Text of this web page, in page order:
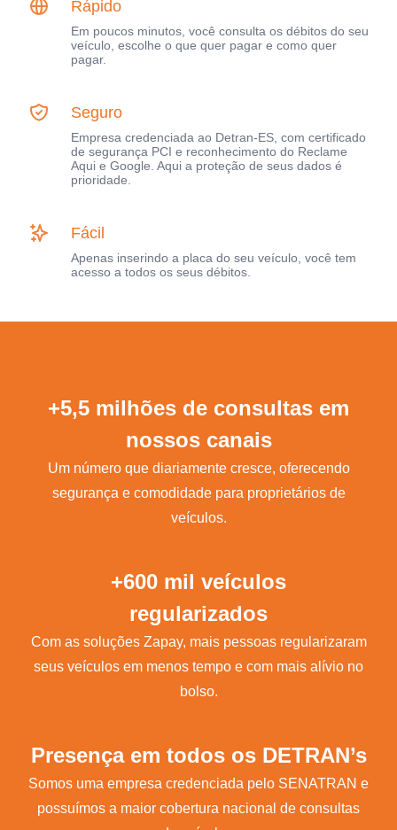
Rápido
Em poucos minutos, você consulta os débitos do seu
veículo, escolhe o que quer pagar e como quer
pagar.
Seguro
Empresa credenciada ao Detran-ES, com certificado
de segurança PCI e reconhecimento do Reclame
Aqui e Google. Aqui a proteção de seus dados é
prioridade.
Fácil
Apenas inserindo a placa do seu veículo, você tem
acesso a todos os seus débitos.
+5,5 milhões de consultas em
nossos canais
Um número que diariamente cresce, oferecendo
segurança e comodidade para proprietários de
veículos.
+600 mil veículos
regularizados
Com as soluções Zapay, mais pessoas regularizaram
seus veículos em menos tempo e com mais alívio no
bolso.
Presença em todos os DETRAN’s
Somos uma empresa credenciada pelo SENATRAN e
possuímos a maior cobertura nacional de consultas